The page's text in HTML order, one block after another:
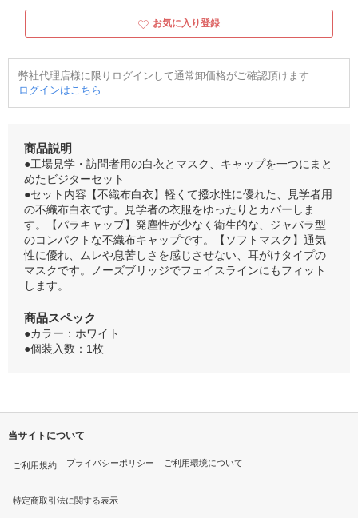
お気に入り登録
弊社代理店様に限りログインして通常卸価格がご確認頂けます
ログインはこちら
商品説明
●工場見学・訪問者用の白衣とマスク、キャップを一つにまと
めたビジターセット
●セット内容【不織布白衣】軽くて撥水性に優れた、見学者用
の不織布白衣です。見学者の衣服をゆったりとカバーしま
す。【パラキャップ】発塵性が少なく衛生的な、ジャバラ型
のコンパクトな不織布キャップです。【ソフトマスク】通気
性に優れ、ムレや息苦しさを感じさせない、耳がけタイプの
マスクです。ノーズブリッジでフェイスラインにもフィット
します。
商品スペック
●カラー：ホワイト
●個装入数：1枚
当サイトについて
ご利用規約 プライバシーポリシー ご利用環境について
特定商取引法に関する表示